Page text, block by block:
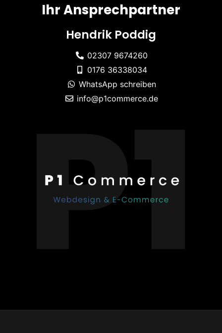
Ihr Ansprechpartner
Hendrik Poddig
02307 9674260
0176 36338034
WhatsApp schreiben
info@p1commerce.de